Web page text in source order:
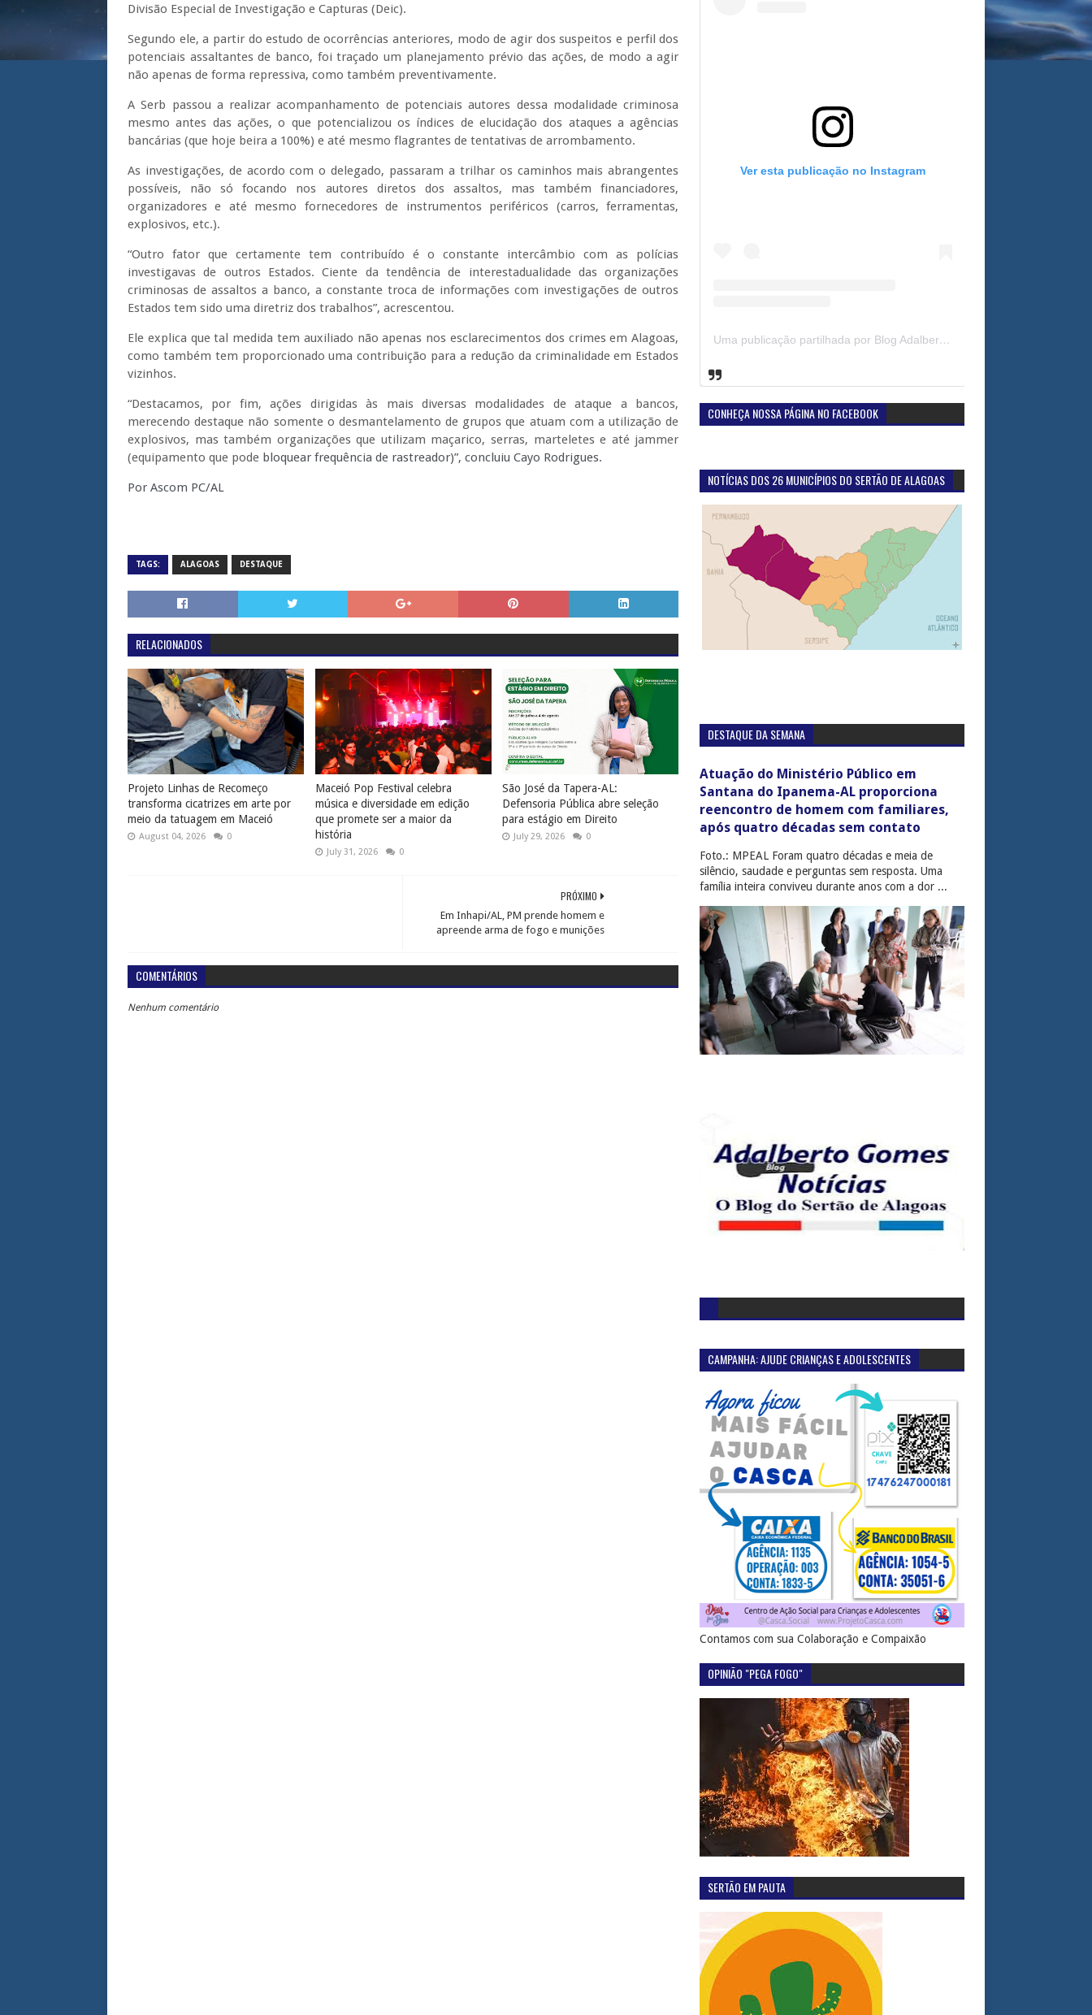
Divisão Especial de Investigação e Capturas (Deic).
Segundo ele, a partir do estudo de ocorrências anteriores, modo de agir dos suspeitos e perfil dos
potenciais assaltantes de banco, foi traçado um planejamento prévio das ações, de modo a agir
não apenas de forma repressiva, como também preventivamente.
A Serb passou a realizar acompanhamento de potenciais autores dessa modalidade criminosa
mesmo antes das ações, o que potencializou os índices de elucidação dos ataques a agências
bancárias (que hoje beira a 100%) e até mesmo flagrantes de tentativas de arrombamento.
As investigações, de acordo com o delegado, passaram a trilhar os caminhos mais abrangentes
possíveis, não só focando nos autores diretos dos assaltos, mas também financiadores,
organizadores e até mesmo fornecedores de instrumentos periféricos (carros, ferramentas,
explosivos, etc.).
“Outro fator que certamente tem contribuído é o constante intercâmbio com as polícias
investigavas de outros Estados. Ciente da tendência de interestadualidade das organizações
criminosas de assaltos a banco, a constante troca de informações com investigações de outros
Estados tem sido uma diretriz dos trabalhos”, acrescentou.
Ele explica que tal medida tem auxiliado não apenas nos esclarecimentos dos crimes em Alagoas,
como também tem proporcionado uma contribuição para a redução da criminalidade em Estados
vizinhos.
“Destacamos, por fim, ações dirigidas às mais diversas modalidades de ataque a bancos,
merecendo destaque não somente o desmantelamento de grupos que atuam com a utilização de
explosivos, mas também organizações que utilizam maçarico, serras, marteletes e até jammer
(equipamento que pode bloquear frequência de rastreador)”, concluiu Cayo Rodrigues.
Por Ascom PC/AL
TAGS: ALAGOAS DESTAQUE
RELACIONADOS
Projeto Linhas de Recomeço
transforma cicatrizes em arte por
meio da tatuagem em Maceió
August 04, 2026 0
Maceió Pop Festival celebra
música e diversidade em edição
que promete ser a maior da
história
July 31, 2026 0
São José da Tapera-AL:
Defensoria Pública abre seleção
para estágio em Direito
July 29, 2026 0
PRÓXIMO
Em Inhapi/AL, PM prende homem e
apreende arma de fogo e munições
COMENTÁRIOS
Nenhum comentário
Ver esta publicação no Instagram
Uma publicação partilhada por Blog Adalberto Gomes Noticias (@blogadalbertogomesnoticiass)
CONHEÇA NOSSA PÁGINA NO FACEBOOK
NOTÍCIAS DOS 26 MUNICÍPIOS DO SERTÃO DE ALAGOAS
DESTAQUE DA SEMANA
Atuação do Ministério Público em
Santana do Ipanema-AL proporciona
reencontro de homem com familiares,
após quatro décadas sem contato
Foto.: MPEAL Foram quatro décadas e meia de
silêncio, saudade e perguntas sem resposta. Uma
família inteira conviveu durante anos com a dor ...
CAMPANHA: AJUDE CRIANÇAS E ADOLESCENTES
Contamos com sua Colaboração e Compaixão
OPINIÃO "PEGA FOGO"
SERTÃO EM PAUTA